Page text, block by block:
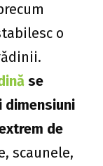
o
se
de
scaunele,